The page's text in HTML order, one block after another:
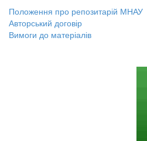
Положення про репозитарій МНАУ
Авторський договір
Вимоги до матеріалів